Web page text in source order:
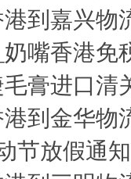
到嘉兴物
嘴香港免
膏进口清
到金华物
节放假通知